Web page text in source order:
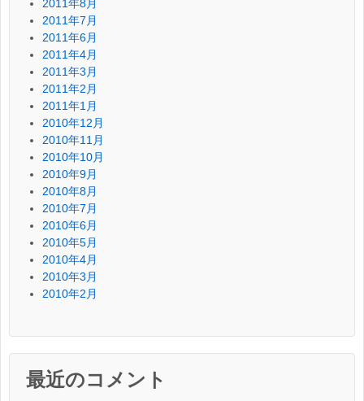
2011年8月
2011年7月
2011年6月
2011年4月
2011年3月
2011年2月
2011年1月
2010年12月
2010年11月
2010年10月
2010年9月
2010年8月
2010年7月
2010年6月
2010年5月
2010年4月
2010年3月
2010年2月
最近のコメント